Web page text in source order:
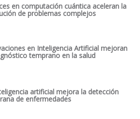
en computación cuántica aceleran la
de problemas complejos
en Inteligencia Artificial mejoran
temprano en la salud
artificial mejora la detección
de enfermedades